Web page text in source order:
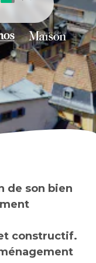
de son bien
constructif.